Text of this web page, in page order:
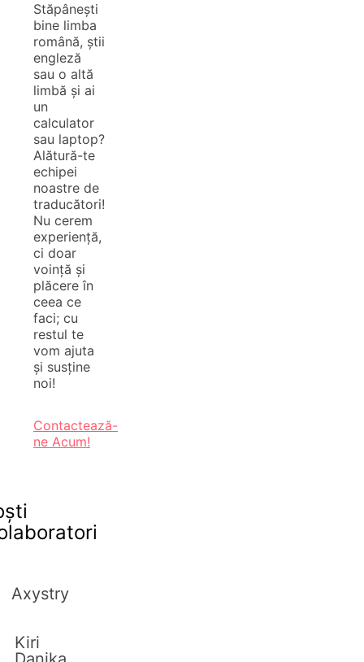
Stăpânești
bine limba
română, știi
engleză
sau o altă
limbă și ai
un
calculator
sau laptop?
Alătură-te
echipei
noastre de
traducători!
Nu cerem
experiență,
ci doar
voință și
plăcere în
ceea ce
faci; cu
restul te
vom ajuta
și susține
noi!
Contactează-
ne Acum!
Axystry
Kiri